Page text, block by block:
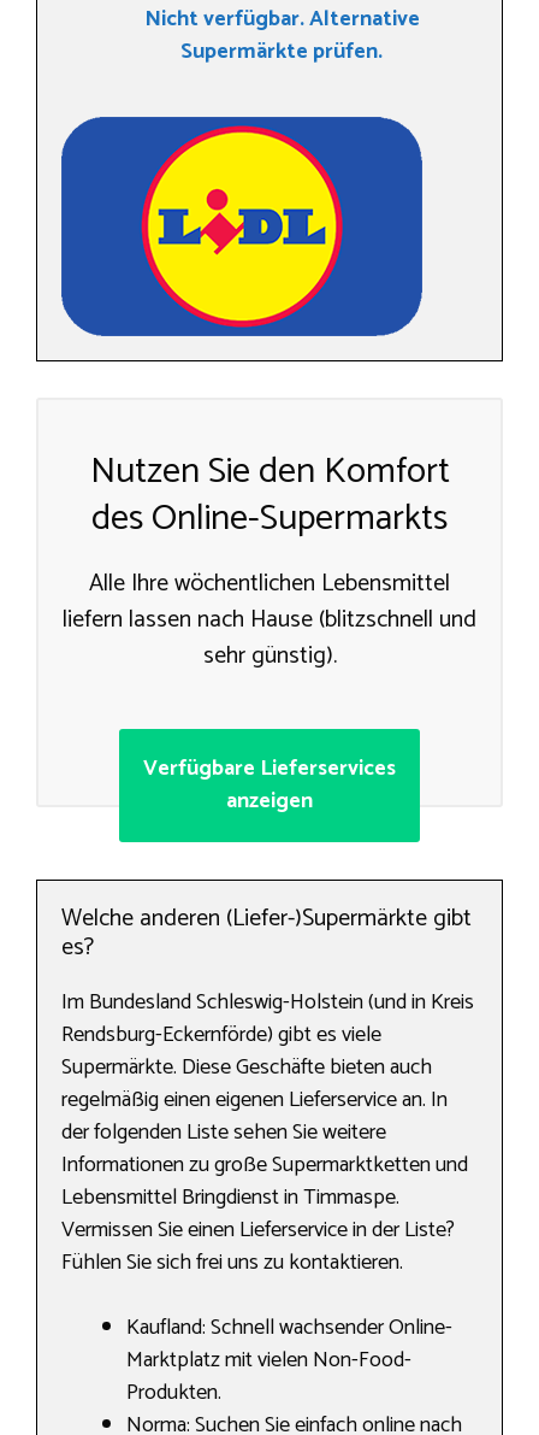
Nicht verfügbar. Alternative
Supermärkte prüfen.
Nutzen Sie den Komfort
des Online-Supermarkts
Alle Ihre wöchentlichen Lebensmittel
liefern lassen nach Hause (blitzschnell und
sehr günstig).
Verfügbare Lieferservices
anzeigen
Welche anderen (Liefer-)Supermärkte gibt
es?
Im Bundesland Schleswig-Holstein (und in Kreis
Rendsburg-Eckernförde) gibt es viele
Supermärkte. Diese Geschäfte bieten auch
regelmäßig einen eigenen Lieferservice an. In
der folgenden Liste sehen Sie weitere
Informationen zu große Supermarktketten und
Lebensmittel Bringdienst in Timmaspe.
Vermissen Sie einen Lieferservice in der Liste?
Fühlen Sie sich frei uns zu kontaktieren.
Kaufland: Schnell wachsender Online-
Marktplatz mit vielen Non-Food-
Produkten.
Norma: Suchen Sie einfach online nach